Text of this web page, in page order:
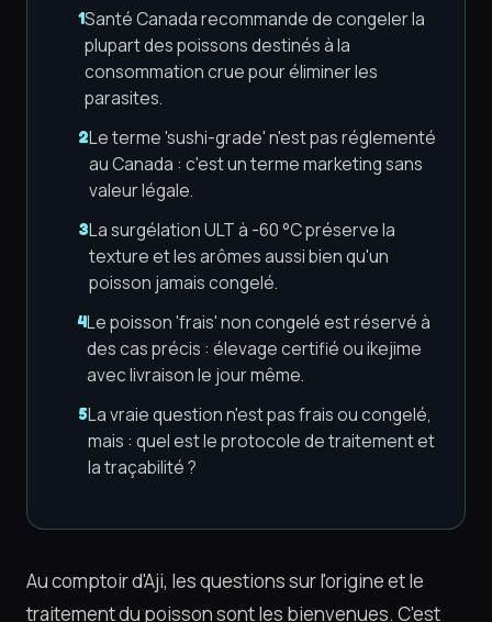
1Santé Canada recommande de congeler la
plupart des poissons destinés à la
consommation crue pour éliminer les
parasites.
2Le terme 'sushi-grade' n'est pas réglementé
au Canada : c'est un terme marketing sans
valeur légale.
3La surgélation ULT à -60 °C préserve la
texture et les arômes aussi bien qu'un
poisson jamais congelé.
4Le poisson 'frais' non congelé est réservé à
des cas précis : élevage certifié ou ikejime
avec livraison le jour même.
5La vraie question n'est pas frais ou congelé,
mais : quel est le protocole de traitement et
la traçabilité ?
Au comptoir d'Aji, les questions sur l'origine et le
traitement du poisson sont les bienvenues. C'est